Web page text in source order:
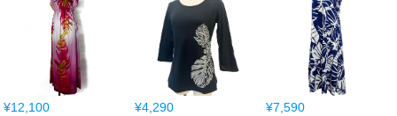
¥12,100 ¥4,290 ¥7,590